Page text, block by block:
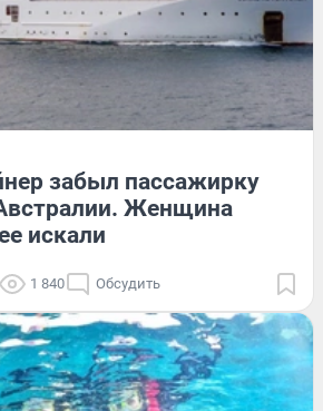
забыл пассажирку
Женщина
искали
1 840 Обсудить